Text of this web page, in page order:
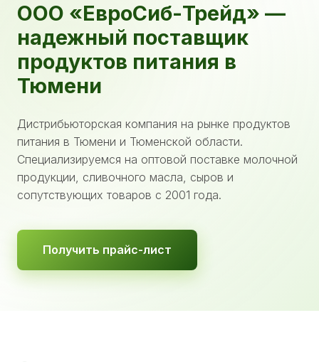
ООО «ЕвроСиб-Трейд» —
надежный поставщик
продуктов питания в
Тюмени
Дистрибьюторская компания на рынке продуктов
питания в Тюмени и Тюменской области.
Специализируемся на оптовой поставке молочной
продукции, сливочного масла, сыров и
сопутствующих товаров с 2001 года.
Получить прайс-лист